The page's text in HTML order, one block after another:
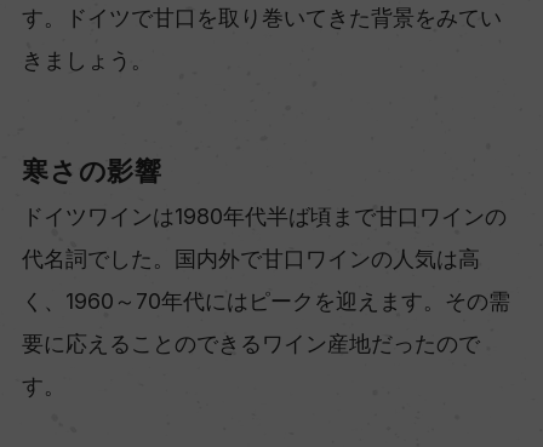
す。ドイツで甘口を取り巻いてきた背景をみてい
きましょう。
寒さの影響
ドイツワインは1980年代半ば頃まで甘口ワインの
代名詞でした。国内外で甘口ワインの人気は高
く、1960～70年代にはピークを迎えます。その需
要に応えることのできるワイン産地だったので
す。